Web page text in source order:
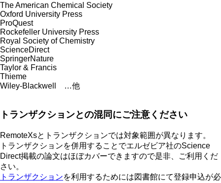
The American Chemical Society
Oxford University Press
ProQuest
Rockefeller University Press
Royal Society of Chemistry
ScienceDirect
SpringerNature
Taylor & Francis
Thieme
Wiley-Blackwell …他
トランザクションとの混同にご注意ください
RemoteXsとトランザクションでは対象範囲が異なります。
トランザクションを併用することでエルゼビア社のScience
Direct掲載の論文はほぼカバーできますので是非、ご利用くだ
さい。
トランザクションを利用するためには図書館にて登録申込が必